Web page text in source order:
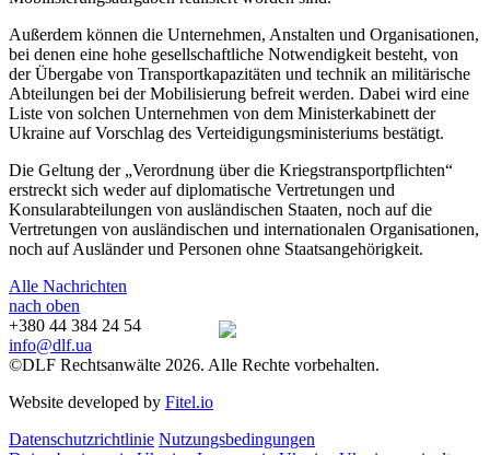
Außerdem können die Unternehmen, Anstalten und Organisationen,
bei denen eine hohe gesellschaftliche Notwendigkeit besteht, von
der Übergabe von Transportkapazitäten und technik an militärische
Abteilungen bei der Mobilisierung befreit werden. Dabei wird eine
Liste von solchen Unternehmen von dem Ministerkabinett der
Ukraine auf Vorschlag des Verteidigungsministeriums bestätigt.
Die Geltung der „Verordnung über die Kriegstransportpflichten“
erstreckt sich weder auf diplomatische Vertretungen und
Konsularabteilungen von ausländischen Staaten, noch auf die
Vertretungen von ausländischen und internationalen Organisationen,
noch auf Ausländer und Personen ohne Staatsangehörigkeit.
Alle Nachrichten
nach oben
+380 44 384 24 54
info@dlf.ua
©DLF Rechtsanwälte 2026. Alle Rechte vorbehalten.
Website developed by Fitel.io
Datenschutzrichtlinie Nutzungsbedingungen